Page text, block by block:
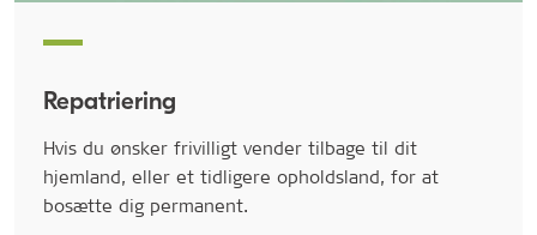
Repatriering
Hvis du ønsker frivilligt vender tilbage til dit
hjemland, eller et tidligere opholdsland, for at
bosætte dig permanent.